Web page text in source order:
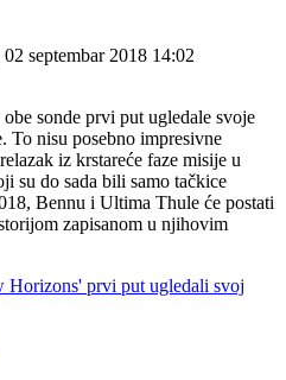
septembar 2018 14:02
sonde prvi put ugledale svoje
To nisu posebno impresivne
iz krstareće faze misije u
su do sada bili samo tačkice
Bennu i Ultima Thule će postati
zapisanom u njihovim
prvi put ugledali svoj